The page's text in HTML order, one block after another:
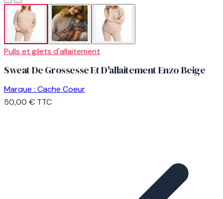
Pulls et gilets d'allaitement
Sweat De Grossesse Et D'allaitement Enzo Beige
Marque : Cache Coeur
50,00 € TTC